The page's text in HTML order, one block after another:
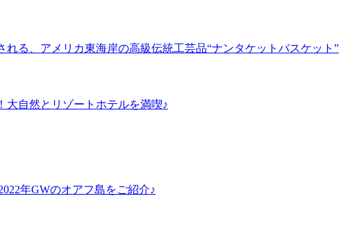
る、アメリカ東海岸の高級伝統工芸品“ナンタケットバスケット”
大自然とリゾートホテルを満喫♪
年GWのオアフ島をご紹介♪